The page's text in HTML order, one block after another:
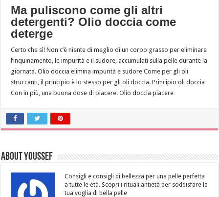
Ma puliscono come gli altri
detergenti? Olio doccia come
deterge
Certo che sì! Non c’è niente di meglio di un corpo grasso per eliminare
l’inquinamento, le impurità e il sudore, accumulati sulla pelle durante la
giornata. Olio doccia elimina impurità e sudore Come per gli oli
struccanti, il principio è lo stesso per gli oli doccia. Principio oli doccia
Con in più, una buona dose di piacere! Olio doccia piacere
About Youssef
Consigli e consigli di bellezza per una pelle perfetta
a tutte le età. Scopri i rituali antietà per soddisfare la
tua voglia di bella pelle